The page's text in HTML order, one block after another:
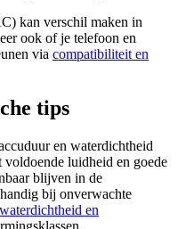
kan verschil maken in
ook of je telefoon en
via compatibiliteit en
tips
en waterdichtheid
voldoende luidheid en goede
blijven in de
bij onverwachte
waterdichtheid en